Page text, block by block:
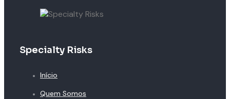
Specialty Risks
Início
Quem Somos